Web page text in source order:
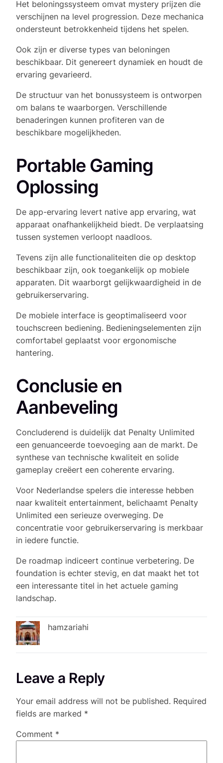
Het beloningssysteem omvat mystery prijzen die
verschijnen na level progression. Deze mechanica
ondersteunt betrokkenheid tijdens het spelen.
Ook zijn er diverse types van beloningen
beschikbaar. Dit genereert dynamiek en houdt de
ervaring gevarieerd.
De structuur van het bonussysteem is ontworpen
om balans te waarborgen. Verschillende
benaderingen kunnen profiteren van de
beschikbare mogelijkheden.
Portable Gaming
Oplossing
De app-ervaring levert native app ervaring, wat
apparaat onafhankelijkheid biedt. De verplaatsing
tussen systemen verloopt naadloos.
Tevens zijn alle functionaliteiten die op desktop
beschikbaar zijn, ook toegankelijk op mobiele
apparaten. Dit waarborgt gelijkwaardigheid in de
gebruikerservaring.
De mobiele interface is geoptimaliseerd voor
touchscreen bediening. Bedieningselementen zijn
comfortabel geplaatst voor ergonomische
hantering.
Conclusie en
Aanbeveling
Concluderend is duidelijk dat Penalty Unlimited
een genuanceerde toevoeging aan de markt. De
synthese van technische kwaliteit en solide
gameplay creëert een coherente ervaring.
Voor Nederlandse spelers die interesse hebben
naar kwaliteit entertainment, belichaamt Penalty
Unlimited een serieuze overweging. De
concentratie voor gebruikerservaring is merkbaar
in iedere functie.
De roadmap indiceert continue verbetering. De
foundation is echter stevig, en dat maakt het tot
een interessante titel in het actuele gaming
landschap.
hamzariahi
Leave a Reply
Your email address will not be published. Required
fields are marked *
Comment *